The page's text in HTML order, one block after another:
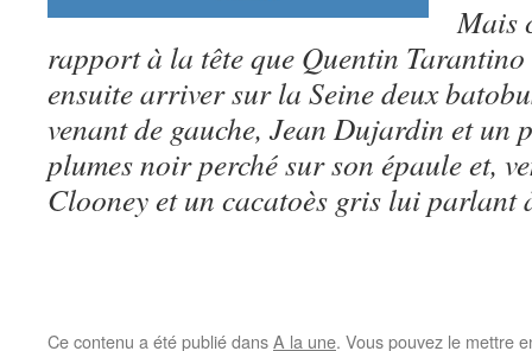
Mais
rapport à la tête que Quentin
ensuite arriver sur la Seine deux
venant de gauche, Jean Dujardin et un
plumes noir perché sur son épaule et,
Clooney et un cacatoès gris lui parlant
Ce contenu a été publié dansA la une. Vous pouvez le mettre